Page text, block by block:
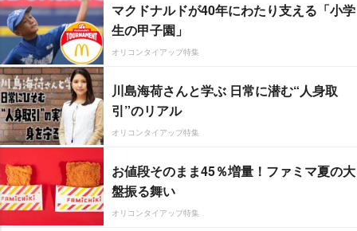
マクドナルドが40年にわたり支える「小学
生の甲子園」
オリコンタイアップ特集
川島海荷さんと学ぶ 日常に潜む“人身取
引”のリアル
オリコンタイアップ特集
お値段そのまま45％増量！ファミマ夏の大
盤振る舞い
オリコンタイアップ特集